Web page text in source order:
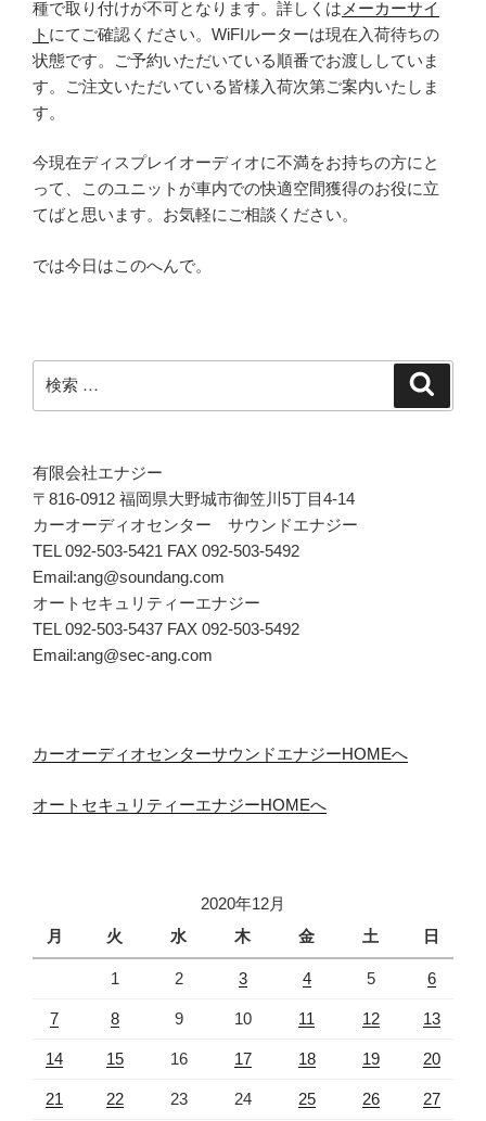
種で取り付けが不可となります。詳しくは メーカーサイ
ト にてご確認ください。WiFIルーターは現在入荷待ちの
状態です。ご予約いただいている順番でお渡ししていま
す。ご注文いただいている皆様入荷次第ご案内いたしま
す。
今現在ディスプレイオーディオに不満をお持ちの方にと
って、このユニットが車内での快適空間獲得のお役に立
てばと思います。お気軽にご相談ください。
では今日はこのへんで。
検
索:
有限会社エナジー
〒816-0912 福岡県大野城市御笠川5丁目4-14
カーオーディオセンター サウンドエナジー
TEL 092-503-5421 FAX 092-503-5492
Email:ang@soundang.com
オートセキュリティーエナジー
TEL 092-503-5437 FAX 092-503-5492
Email:ang@sec-ang.com
カーオーディオセンターサウンドエナジーHOMEへ
オートセキュリティーエナジーHOMEへ
2020年12月
月
火 水 木 金 土 日
1 2 3 4 5 6
7 8 9 10 11 12 13
14 15 16 17 18 19 20
21 22 23 24 25 26 27